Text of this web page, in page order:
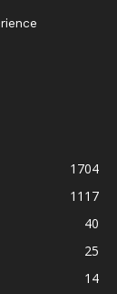
1704
1117
40
25
14